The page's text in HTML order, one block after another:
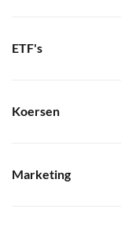
ETF's
Koersen
Marketing